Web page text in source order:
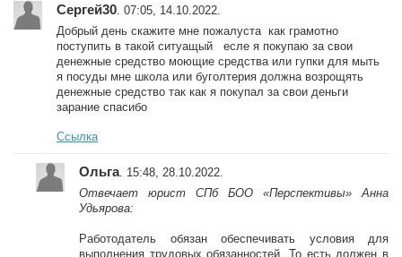
Сергей30 . 07:05, 14.10.2022.
Добрый день скажите мне пожалуста как грамотно
поступить в такой ситуащый есле я покупаю за свои
денежные средство моющие средства или гупки для мыть
я посуды мне школа или буголтерия должна возрощять
денежные средство так как я покупал за свои деньги
зарание спасибо
Ссылка
Ольга. 15:48, 28.10.2022.
Отвечает юрист СПб БОО «Перспективы» Анна
Удьярова:
Работодатель обязан обеспечивать условия для
выполнения трудовых обязанностей. То есть должен в